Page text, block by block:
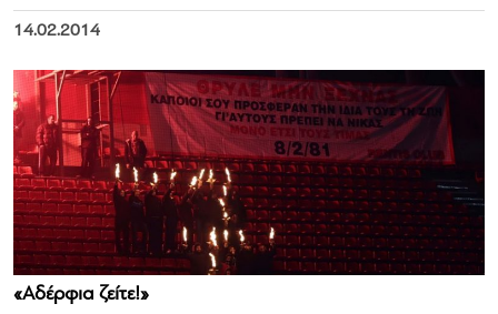
14.02.2014
«Αδέρφια ζείτε!»